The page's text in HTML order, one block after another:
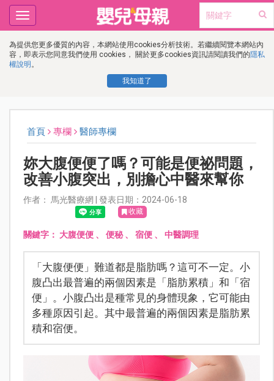
為提供您更多優質的內容，本網站使用cookies分析技術。若繼續閱覽本網站內
容，即表示您同意我們使用 cookies， 關於更多cookies資訊請閱讀我們的隱私
權說明 。
我知道了
Toggle
navigation
首頁 專欄 醫師專欄
妳大腹便便了嗎？可能是便祕問題，
改善小腹突出，別擔心中醫來幫你
作者： 馬光醫療網 | 發表日期：2024-06-18
收藏
關鍵字： 大腹便便、 便秘、 宿便、 中醫調理
「大腹便便」難道都是脂肪嗎？這可不一定。小
腹凸出最普遍的兩個因素是「脂肪累積」和「宿
便」。小腹凸出是種常見的身體現象，它可能由
多種原因引起。其中最普遍的兩個因素是脂肪累
積和宿便。